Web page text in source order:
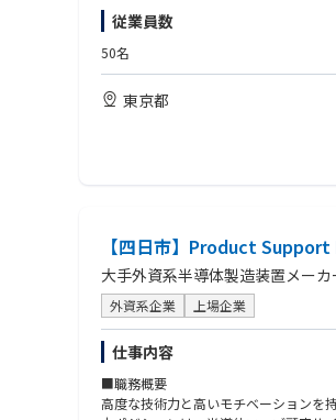
■働き方：
・年間休日124日、年末年始・夏季休暇
※大手基盤のもと安定して就業できる環
■同社について：
高精度・高信頼性が求められる半導
次世代半導体技術に対応した製品開発
■歓迎要件
・社内SE、ヘルプデスク、キッティン
・ネットワーク・サーバーの構築また
・VBA、Python、SQLなどを用いた簡
・CCNA、LinuC、LPIC、基本情報技
従業員数
50名
東京都
【四日市】Product
大手外資系半導体製造装置メーカ
外資系企業 上場企業
仕事内容
■職務概要
高度な技術力と高いモチベーションを